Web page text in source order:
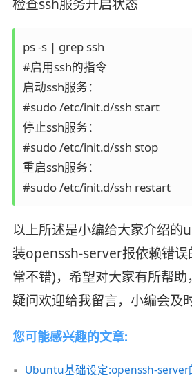
检查ssh服务开启状态
ps -s | grep ssh
#启用ssh的指令
启动ssh服务：
#sudo /etc/init.d/ssh start
停止ssh服务：
#sudo /etc/init.d/ssh stop
重启ssh服务：
#sudo /etc/init.d/ssh restart
以上所述是小编给大家介绍
装openssh-server报依赖错误
常不错)，希望对大家有所帮
疑问欢迎给我留言，小编会及
您可能感兴趣的文章:
Ubuntu基础设定:openssh-server